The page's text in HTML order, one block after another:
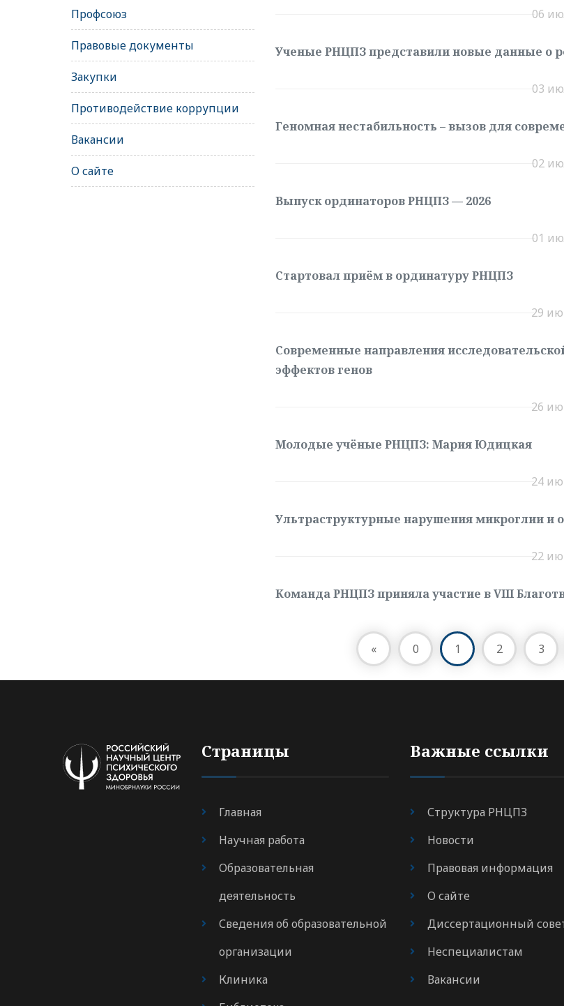
06
Ученые РНЦПЗ представили новые данные о
03
Геномная нестабильность – вызов для
02
Выпуск ординаторов РНЦПЗ — 2026
01
Стартовал приём в ординатуру РНЦПЗ
29
Современные направления
эффектов генов
26
Молодые учёные РНЦПЗ: Мария Юдицкая
24
Ультраструктурные нарушения микроглии и
22
Команда РНЦПЗ приняла участие в VIII
« 0 1 2 3
Профсоюз
Правовые документы
Закупки
Противодействие коррупции
Вакансии
О сайте
Страницы
Главная
Научная работа
Образовательная
деятельность
Сведения об образовательной
организации
Клиника
Важные ссылки
Структура РНЦПЗ
Новости
Правовая информация
О сайте
Диссертационный
Неспециалистам
Вакансии